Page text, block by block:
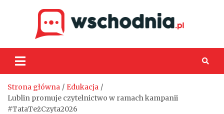
Strona główna
Edukacja
Lublin promuje czytelnictwo w ramach kampanii
#TataTeżCzyta2026